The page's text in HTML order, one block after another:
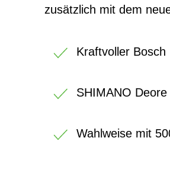
zusätzlich mit dem
Kraftvoller
SHIMANO
Wahlweise mit